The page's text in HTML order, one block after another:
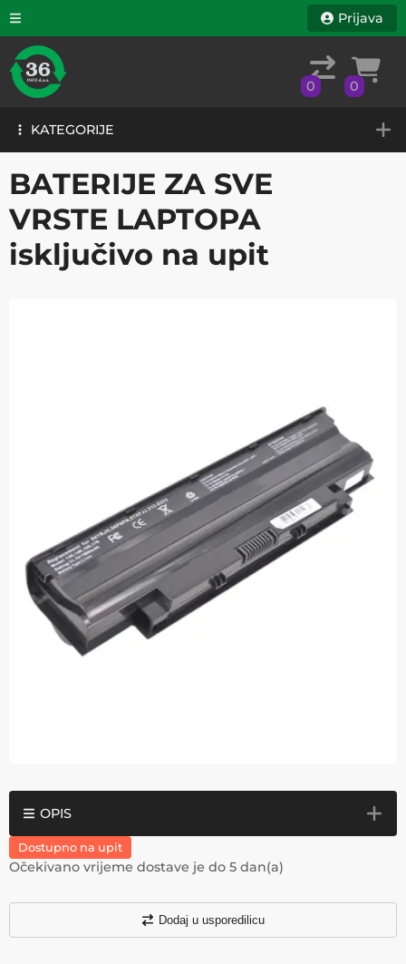
KATEGORIJE
Prijava
0 0
KATEGORIJE
BATERIJE ZA SVE
VRSTE LAPTOPA
isključivo na upit
OPIS
Dostupno na upit
Očekivano vrijeme dostave je do 5 dan(a)
Dodaj u usporedilicu